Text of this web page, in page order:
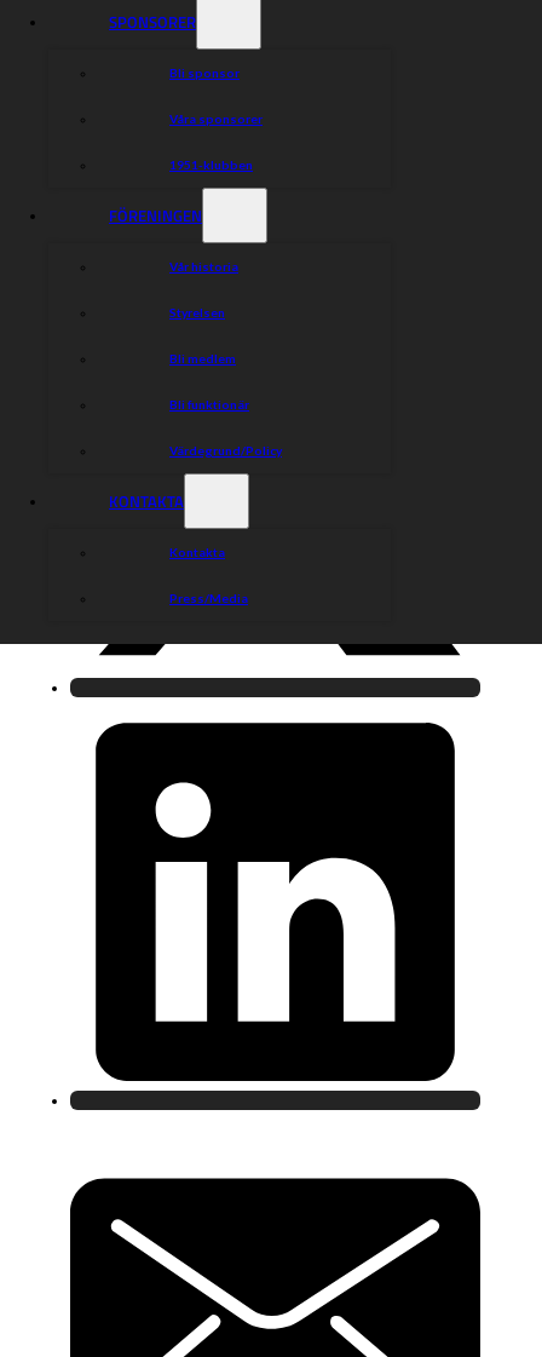
SPONSORER
Bli sponsor
Våra sponsorer
1951-klubben
FÖRENINGEN
Vår historia
Styrelsen
Bli medlem
Bli funktionär
Värdegrund/Policy
KONTAKTA
Kontakta
Press/Media